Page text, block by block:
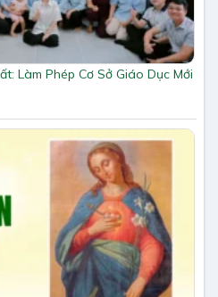
Làm Phép Cơ Sở Giáo Dục Mới